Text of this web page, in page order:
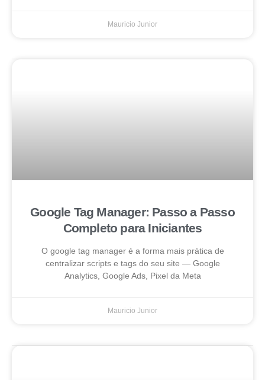
Mauricio Junior
Google Tag Manager: Passo a Passo
Completo para Iniciantes
O google tag manager é a forma mais prática de
centralizar scripts e tags do seu site — Google
Analytics, Google Ads, Pixel da Meta
Mauricio Junior